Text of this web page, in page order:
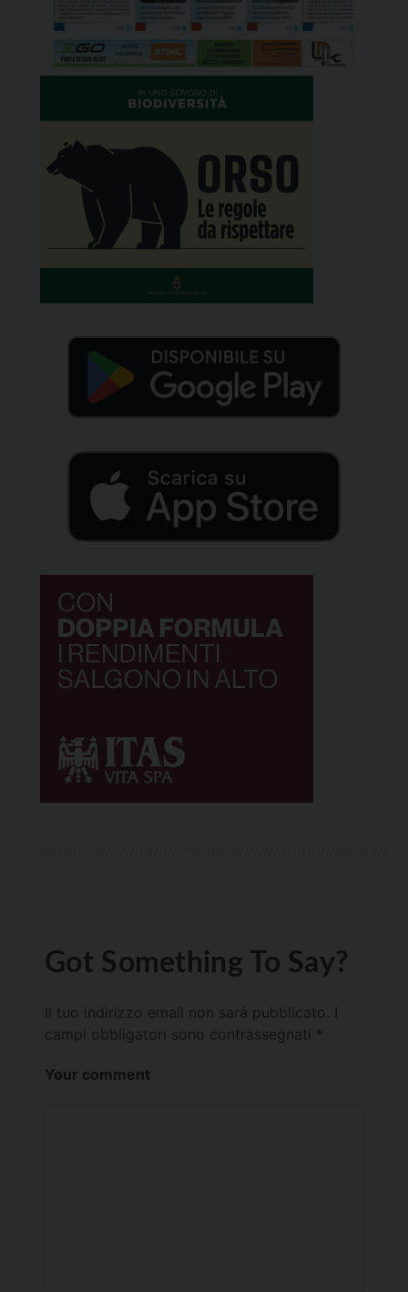
Got Something To Say?
Il tuo indirizzo email non sarà pubblicato.
campi obbligatori sono contrassegnati *
Your comment